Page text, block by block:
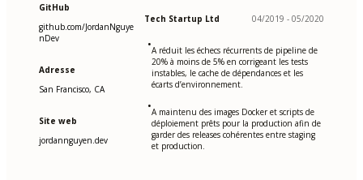
GitHub
github.com/JordanNguye
nDev
Adresse
San Francisco, CA
Site web
jordannguyen.dev
Tech Startup Ltd 04/2019 - 05/2020
•A réduit les échecs récurrents de pipeline de
20% à moins de 5% en corrigeant les tests
instables, le cache de dépendances et les
écarts d’environnement.
•A maintenu des images Docker et scripts de
déploiement prêts pour la production afin de
garder des releases cohérentes entre staging
et production.